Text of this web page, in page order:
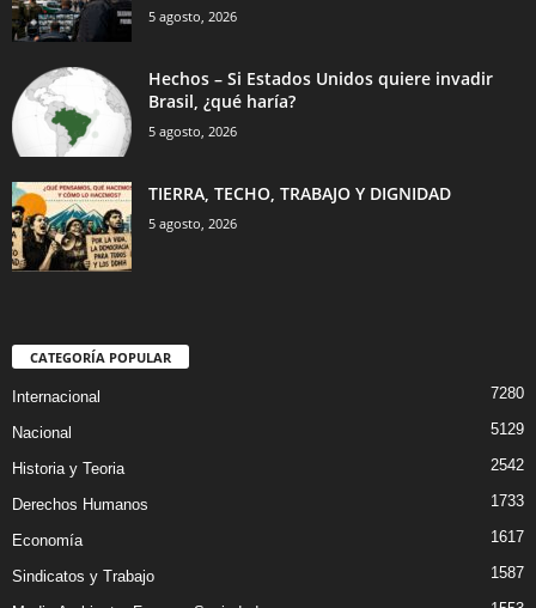
5 agosto, 2026
Hechos – Si Estados Unidos quiere invadir
Brasil, ¿qué haría?
5 agosto, 2026
TIERRA, TECHO, TRABAJO Y DIGNIDAD
5 agosto, 2026
CATEGORÍA POPULAR
Internacional 7280
Nacional 5129
Historia y Teoria 2542
Derechos Humanos 1733
Economía 1617
Sindicatos y Trabajo 1587